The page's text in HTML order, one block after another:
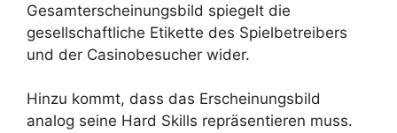
Gesamterscheinungsbild spiegelt die
gesellschaftliche Etikette des Spielbetreibers
und der Casinobesucher wider.
Hinzu kommt, dass das Erscheinungsbild
analog seine Hard Skills repräsentieren muss.